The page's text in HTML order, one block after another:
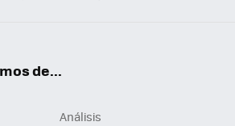
de...
Análisis